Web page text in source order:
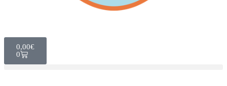
0,00€
0